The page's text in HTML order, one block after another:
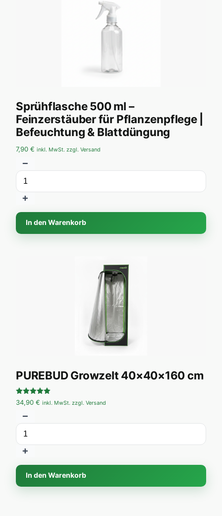
Sprühflasche 500 ml –
Feinzerstäuber für Pflanzenpflege |
Befeuchtung & Blattdüngung
7,90 € inkl. MwSt. zzgl. Versand
−
+
In den Warenkorb
PUREBUD Growzelt 40×40×160 cm
Bewertet
mit
34,90 € inkl. MwSt. zzgl. Versand
−
+
In den Warenkorb